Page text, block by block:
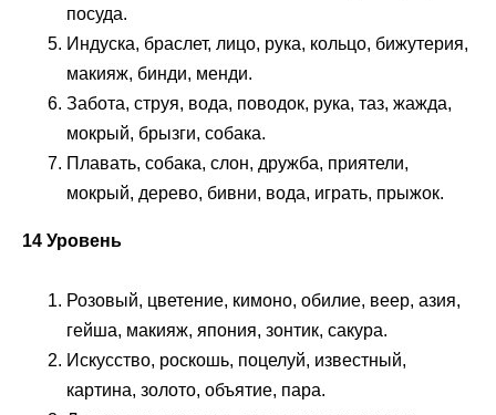
посуда.
Индуска, браслет, лицо, рука, кольцо, бижутерия,
макияж, бинди, менди.
Забота, струя, вода, поводок, рука, таз, жажда,
мокрый, брызги, собака.
Плавать, собака, слон, дружба, приятели,
мокрый, дерево, бивни, вода, играть, прыжок.
14 Уровень
Розовый, цветение, кимоно, обилие, веер, азия,
гейша, макияж, япония, зонтик, сакура.
Искусство, роскошь, поцелуй, известный,
картина, золото, объятие, пара.